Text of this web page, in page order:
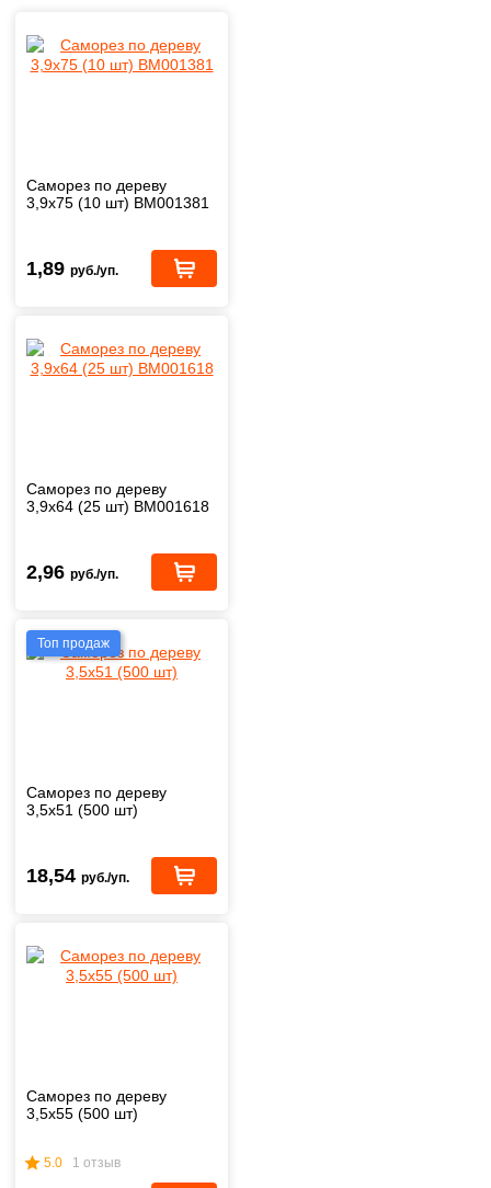
Саморез по дереву
3,9х75 (10 шт) BM001381
1,89 руб./уп.
Саморез по дереву
3,9х64 (25 шт) BM001618
2,96 руб./уп.
Топ продаж
Саморез по дереву
3,5х51 (500 шт)
18,54 руб./уп.
Саморез по дереву
3,5х55 (500 шт)
5.0 1 отзыв